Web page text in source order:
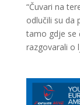
“Čuvari na
odlučili su da
tamo gdje se
razgovarali o